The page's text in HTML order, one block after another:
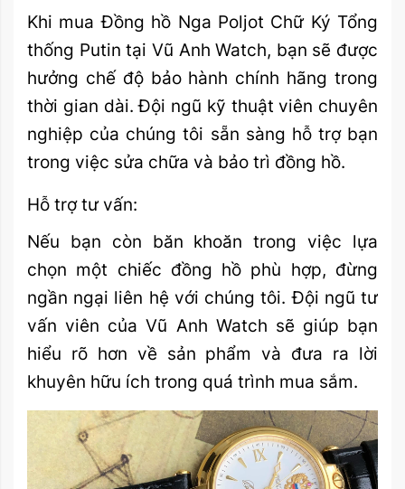
Khi mua Đồng hồ Nga Poljot Chữ Ký Tổng
thống Putin tại Vũ Anh Watch, bạn sẽ được
hưởng chế độ bảo hành chính hãng trong
thời gian dài. Đội ngũ kỹ thuật viên chuyên
nghiệp của chúng tôi sẵn sàng hỗ trợ bạn
trong việc sửa chữa và bảo trì đồng hồ.
Hỗ trợ tư vấn:
Nếu bạn còn băn khoăn trong việc lựa
chọn một chiếc đồng hồ phù hợp, đừng
ngần ngại liên hệ với chúng tôi. Đội ngũ tư
vấn viên của Vũ Anh Watch sẽ giúp bạn
hiểu rõ hơn về sản phẩm và đưa ra lời
khuyên hữu ích trong quá trình mua sắm.